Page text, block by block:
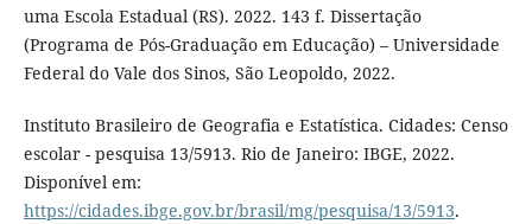
uma Escola Estadual (RS). 2022. 143 f. Dissertação
(Programa de Pós-Graduação em Educação) – Universidade
Federal do Vale dos Sinos, São Leopoldo, 2022.
Instituto Brasileiro de Geografia e Estatística. Cidades: Censo
escolar - pesquisa 13/5913. Rio de Janeiro: IBGE, 2022.
Disponível em:
https://cidades.ibge.gov.br/brasil/mg/pesquisa/13/5913.